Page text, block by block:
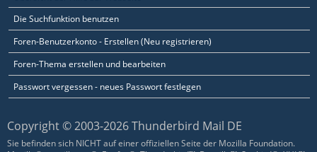
Die Suchfunktion benutzen
Foren-Benutzerkonto - Erstellen (Neu registrieren)
Foren-Thema erstellen und bearbeiten
Passwort vergessen - neues Passwort festlegen
Copyright © 2003-2026 Thunderbird Mail DE
Sie befinden sich NICHT auf einer offiziellen Seite der Mozilla Foundation.